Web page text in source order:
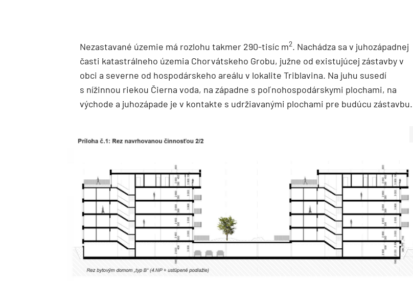
Nezastavané územie má rozlohu takmer 290-tisíc m2. Nachádza sa v juhozápadnej
časti katastrálneho územia Chorvátskeho Grobu, južne od existujúcej zástavby v
obci a severne od hospodárskeho areálu v lokalite Triblavina. Na juhu susedí
s nížinnou riekou Čierna voda, na západne s poľnohospodárskymi plochami, na
východe a juhozápade je v kontakte s udržiavanými plochami pre budúcu zástavbu.